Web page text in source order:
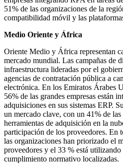
51% de las organizaciones de la
compatibilidad móvil y las
Medio Oriente y África
Oriente Medio y África representan
mercado mundial. Las campañas de
infraestructura lideradas por el
agencias de contratación pública a
electrónica. En los Emiratos Árabes
56% de las grandes empresas están
adquisiciones en sus sistemas ERP.
un mercado clave, con un 41% de
herramientas de adquisición en la
participación de los proveedores. En
las organizaciones han priorizado el
proveedores y el 33 % está
cumplimiento normativo localizadas.